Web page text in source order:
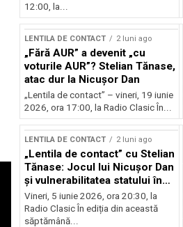
12:00, la...
LENTILA DE CONTACT 2 luni ago
„Fără AUR” a devenit „cu
voturile AUR”? Stelian Tănase,
atac dur la Nicușor Dan
„Lentila de contact” – vineri, 19 iunie
2026, ora 17:00, la Radio Clasic În...
LENTILA DE CONTACT 2 luni ago
„Lentila de contact” cu Stelian
Tănase: Jocul lui Nicușor Dan
și vulnerabilitatea statului în
fața crizelor
Vineri, 5 iunie 2026, ora 20:30, la
Radio Clasic În ediția din această
săptămână...